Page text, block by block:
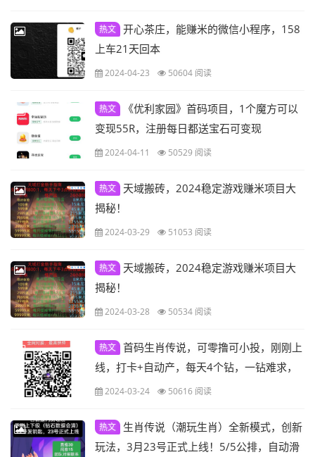
热文 开心茶庄，能赚米的微信小程序，158
上车21天回本
2024-04-23 50604 阅读
热文
《优利家园》首码项目，1个魔方可以
变现55R，注册每日都送宝石可变现
2024-04-11 50529 阅读
热文
天域搬砖，2024稳定游戏赚米项目大
揭秘！
2024-03-29 51053 阅读
热文
天域搬砖，2024稳定游戏赚米项目大
揭秘！
2024-03-28 50534 阅读
热文 首码生肖传说，可零撸可小投，刚刚上
线，打卡+自动产，每天4个钻，一钻难求，
吃肉上车，不是潮玩模式！
2024-03-24 50616 阅读
热文
生肖传说（潮玩生肖）全新模式，创新
玩法，3月23号正式上线！5/5公排，自动滑